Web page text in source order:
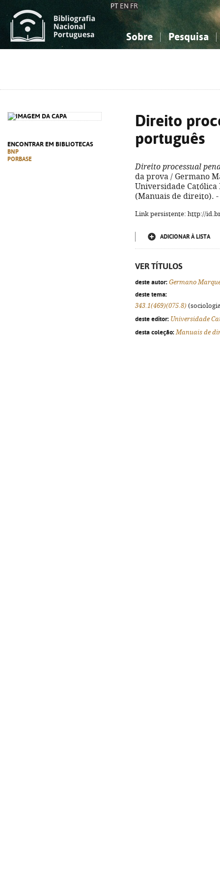
PT EN FR
Sobre Pesquisa
ENCONTRAR EM BIBLIOTECAS
BNP
PORBASE
Direito
português
Direito processual
da prova / Germano
Universidade Católica
(Manuais de direito). -
Link persistente: http://
ADICIONAR À LISTA
VER TÍTULOS
deste autor: Germano
deste tema:
343.1(469)(075.8)
deste editor: Universidade
desta coleção: Manuais de